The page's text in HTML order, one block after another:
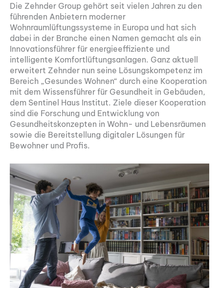
Die Zehnder Group gehört seit vielen Jahren zu den
führenden Anbietern moderner
Wohnraumlüftungssysteme in Europa und hat sich
dabei in der Branche einen Namen gemacht als ein
Innovationsführer für energieeffiziente und
intelligente Komfortlüftungsanlagen. Ganz aktuell
erweitert Zehnder nun seine Lösungskompetenz im
Bereich „Gesundes Wohnen“ durch eine Kooperation
mit dem Wissensführer für Gesundheit in Gebäuden,
dem Sentinel Haus Institut. Ziele dieser Kooperation
sind die Forschung und Entwicklung von
Gesundheitskonzepten in Wohn- und Lebensräumen
sowie die Bereitstellung digitaler Lösungen für
Bewohner und Profis.